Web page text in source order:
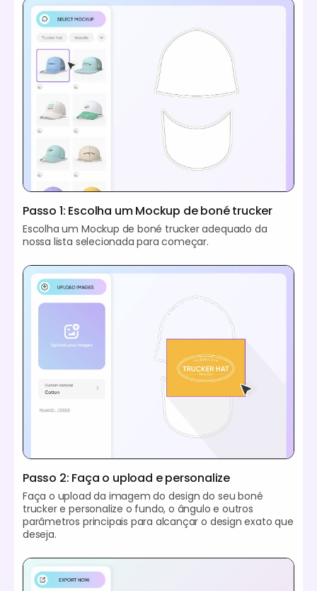
Passo 1: Escolha um Mockup de boné trucker
Escolha um Mockup de boné trucker adequado da
nossa lista selecionada para começar.
Passo 2: Faça o upload e personalize
Faça o upload da imagem do design do seu boné
trucker e personalize o fundo, o ângulo e outros
parâmetros principais para alcançar o design exato que
deseja.